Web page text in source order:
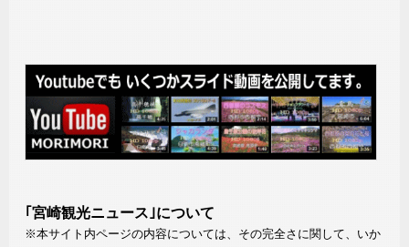
｢宮崎観光ニュース｣について
※本サイト内ページの内容については、その完全さに関して、いか